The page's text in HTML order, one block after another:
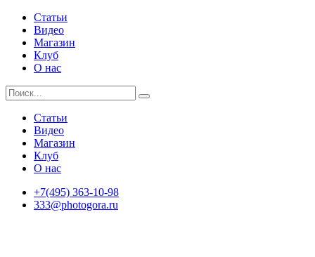
Статьи
Видео
Магазин
Клуб
О нас
Статьи
Видео
Магазин
Клуб
О нас
+7(495) 363-10-98
333@photogora.ru